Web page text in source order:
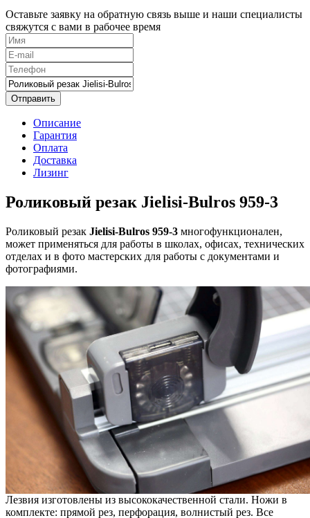
Оставьте заявку на обратную связь выше и наши специалисты
свяжутся с вами в рабочее время
Отправить
Описание
Гарантия
Оплата
Доставка
Лизинг
Роликовый резак Jielisi-Bulros 959-3
Роликовый резак Jielisi-Bulros 959-3 многофункционален,
может применяться для работы в школах, офисах, технических
отделах и в фото мастерских для работы с документами и
фотографиями.
Лезвия изготовлены из высококачественной стали. Ножи в
комплекте: прямой рез, перфорация, волнистый рез. Все